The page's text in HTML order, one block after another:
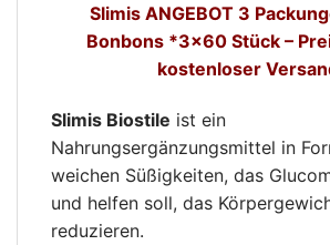
Slimis ANGEBOT 3
Bonbons *3×60 Stück –
kostenloser
Slimis Biostile ist ein
Nahrungsergänzungsmittel in
weichen Süßigkeiten, das
und helfen soll, das
reduzieren.